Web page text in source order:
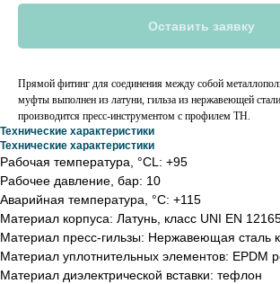
Оставить заявку
Прямой фитинг для соединения между собой
муфты выполнен из латуни, гильза из нержавеющей
производится пресс-инструментом с профилем ТН.
Технические характеристики
Технические характеристики
Рабочая температура, °СL: +95
Рабочее давление, бар: 10
Аварийная температура, °С: +115
Материал корпуса: Латунь, класс UNI EN
Материал пресс-гильзы: Нержавеющая сталь
Материал уплотнительных элементов: EPDM
Материал диэлектрической вставки: тефлон